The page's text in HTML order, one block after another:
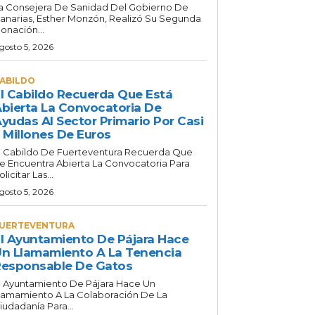
Consejera De Sanidad Del Gobierno De
Esther Monzón, Realizó Su Segunda
5, 2026
Cabildo Recuerda Que Está
La Convocatoria De
Al Sector Primario Por Casi
Millones De Euros
Cabildo De Fuerteventura Recuerda Que
Encuentra Abierta La Convocatoria Para
Las...
5, 2026
Ayuntamiento De Pájara Hace
Llamamiento A La Tenencia
De Gatos
Ayuntamiento De Pájara Hace Un
A La Colaboración De La
Para...